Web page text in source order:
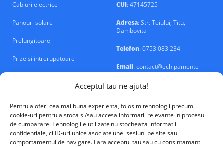
Acceptul tau ne ajuta!
Pentru a oferi cea mai buna experienta, folosim tehnologii precum
cookie-uri pentru a stoca si/sau accesa informatii relevante in procesul
de cumparare. Tehnologiile utilizate nu stocheaza informatii
confidentiale, ci ID-uri unice asociate unei sesiuni pe site sau
comportamentul de navigare. Fara acceptul tau sau cu consintamant
Cabluri electrice
Panouri solare
Prelungitoare
Prize si intrerupatoare
CUI: 47145725
Adresa: Str. Teiului, Titu,
Dambovita
Telefon: 0753 083 234
Email: contact@echipamente-
electrice.ro
VALM Electrical Solutions © 2026